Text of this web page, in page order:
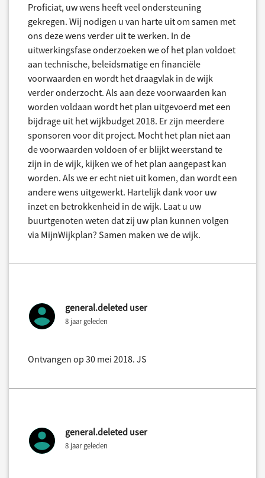
Proficiat, uw wens heeft veel ondersteuning
gekregen. Wij nodigen u van harte uit om samen met
ons deze wens verder uit te werken. In de
uitwerkingsfase onderzoeken we of het plan voldoet
aan technische, beleidsmatige en financiële
voorwaarden en wordt het draagvlak in de wijk
verder onderzocht. Als aan deze voorwaarden kan
worden voldaan wordt het plan uitgevoerd met een
bijdrage uit het wijkbudget 2018. Er zijn meerdere
sponsoren voor dit project. Mocht het plan niet aan
de voorwaarden voldoen of er blijkt weerstand te
zijn in de wijk, kijken we of het plan aangepast kan
worden. Als we er echt niet uit komen, dan wordt een
andere wens uitgewerkt. Hartelijk dank voor uw
inzet en betrokkenheid in de wijk. Laat u uw
buurtgenoten weten dat zij uw plan kunnen volgen
via MijnWijkplan? Samen maken we de wijk.
general.deleted user
8 jaar geleden
Ontvangen op 30 mei 2018. JS
general.deleted user
8 jaar geleden